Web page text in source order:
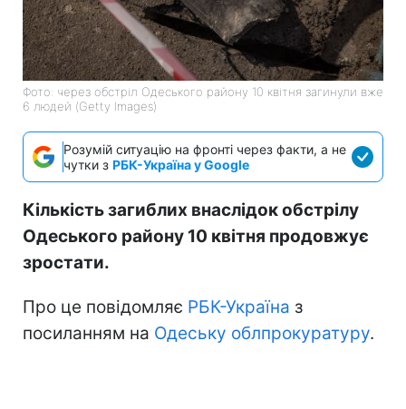
Фото: через обстріл Одеського району 10 квітня загинули вже
6 людей (Getty Images)
Розумій ситуацію на фронті через факти, а не
чутки з РБК-Україна у Google
Кількість загиблих внаслідок обстрілу
Одеського району 10 квітня продовжує
зростати.
Про це повідомляє РБК-Україна з
посиланням на Одеську облпрокуратуру.